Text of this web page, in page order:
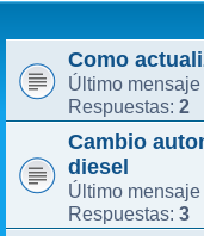
Como
Último mensaje
Respuestas: 2
Cambio
diesel
Último mensaje
Respuestas: 3